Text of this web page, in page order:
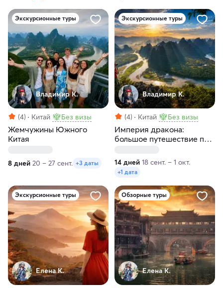
Экскурсионные туры
Владимир К.
(4) Китай Без визы
Жемчужины Южного
Китая
8 дней 20 – 27 сент. +3 даты
Экскурсионные туры
Владимир К.
(4) Китай Без визы
Империя дракона:
большое путешествие по
14 дней 18 сент. – 1 окт.
+1 дата
Экскурсионные туры
Елена К.
Обзорные туры
Елена К.